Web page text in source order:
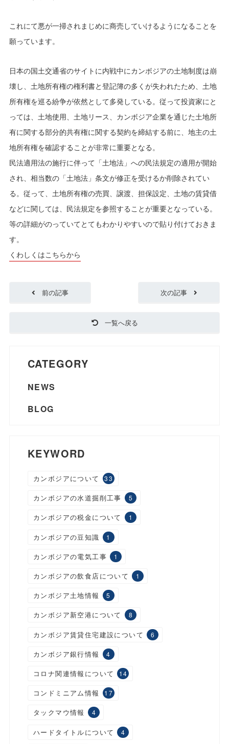
これにて悪が一掃されまじめに商売していけるようになることを
願っています。
日本の国土交通省のサイトに内戦中にカンボジアの土地制度は崩
壊し、土地所有権の権利書と登記簿の多くが失われたため、土地
所有権を巡る紛争が依然として多発している。従って投資家にと
っては、土地使用、土地リース、カンボジア企業を通じた土地所
有に関する部分的共有権に関する契約を締結する前に、地主の土
地所有権を確認することが非常に重要となる。
民法適用法の施行に伴って「土地法」への民法規定の適用が開始
され、相当数の「土地法」条文が修正を受けるか削除されてい
る。従って、土地所有権の売買、譲渡、担保設定、土地の賃貸借
などに関しては、民法規定を参照することが重要となっている。
等の詳細がのっていてとてもわかりやすいので貼り付けておきま
す。
くわしくはこちらから
前の記事
一覧へ戻る
次の記事
CATEGORY
NEWS
BLOG
KEYWORD
カンボジアについて 33
カンボジアの水道掘削工事 5
カンボジアの税金について 1
カンボジアの豆知識 1
カンボジアの電気工事 1
カンボジアの飲食店について 1
カンボジア土地情報 5
カンボジア新空港について 8
カンボジア賃貸住宅建設について 6
カンボジア銀行情報 4
コロナ関連情報について 14
コンドミニアム情報 17
タックマウ情報 4
ハードタイトルについて 4